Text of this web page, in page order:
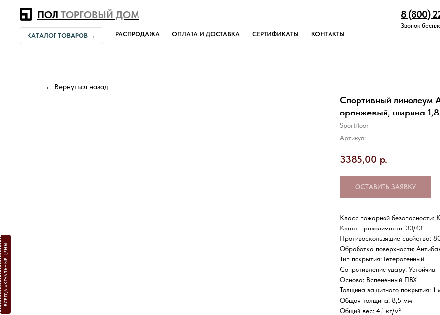
ВСЕГДА АКТУАЛЬНЫЕ ЦЕНЫ
ПОЛ ТОРГОВЫЙ ДОМ 8 (800)
РАСПРОДАЖА
КАТАЛОГ ТОВАРОВ → ОПЛАТА И ДОСТАВКА СЕРТИФИКАТЫ КОНТАКТЫ
Звонок
← Вернуться назад
Спортивный линолеум
оранжевый, ширина 1,8
Sportfloor
Артикул:
3385,00 р.
ОСТАВИТЬ ЗАЯВКУ
Класс пожарной безопасности:
Класс проходимости: 33/43
Противоскользящие свойства:
Обработка поверхности:
Тип покрытия: Гетерогенный
Сопротивление удару: Устойчив
Основа: Вспененный ПВХ
Толщина защитного покрытия: 1
Общая толщина: 8,5 мм
Общий вес: 4,1 кг/м²